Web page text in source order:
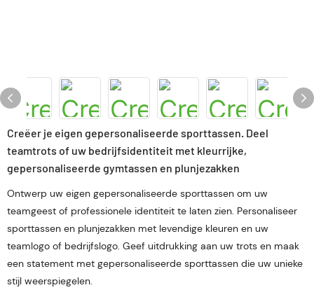
Creëer je eigen gepersonaliseerde sporttassen. Deel
teamtrots of uw bedrijfsidentiteit met kleurrijke,
gepersonaliseerde gymtassen en plunjezakken
Ontwerp uw eigen gepersonaliseerde sporttassen om uw
teamgeest of professionele identiteit te laten zien. Personaliseer
sporttassen en plunjezakken met levendige kleuren en uw
teamlogo of bedrijfslogo. Geef uitdrukking aan uw trots en maak
een statement met gepersonaliseerde sporttassen die uw unieke
stijl weerspiegelen.